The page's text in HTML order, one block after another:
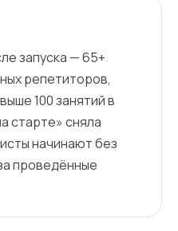
запуска — 65+
репетиторов,
100 занятий в
старте» сняла
начинают без
проведённые